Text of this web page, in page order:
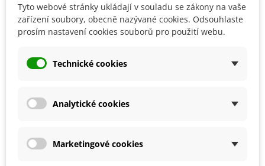
Popis
Doba výsevu:
Tyto webové stránky ukládají v souladu se zákony na vaše
zařízení soubory, obecně nazývané cookies. Odsouhlaste
prosím nastavení cookies souborů pro použití webu.
Technické cookies
Analytické cookies
Marketingové cookies